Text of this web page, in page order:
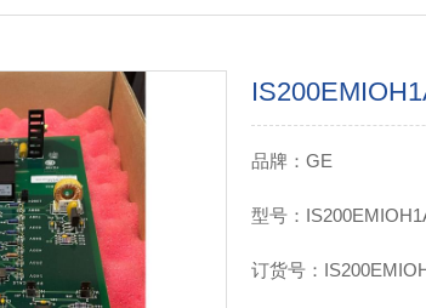
品牌：GE
型号：
订货号：